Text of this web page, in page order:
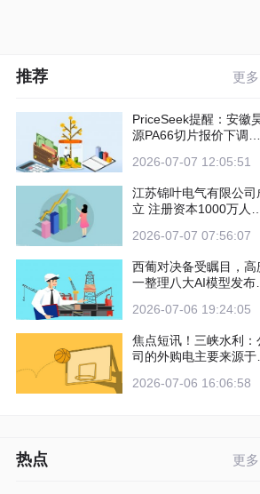
推荐 更多
PriceSeek提醒：安徽
源PA66切片报价下调行
2026-07-07 12:05:51
江苏锦叶电气有限公司
立 注册资本1000万人
2026-07-07 07:56:07
西葡对决备受瞩目，高
一整理八大AI模型发布
2026-07-06 19:24:05
焦点短讯！三峡水利：
司的外购电主要来源于
2026-07-06 16:06:58
热点 更多